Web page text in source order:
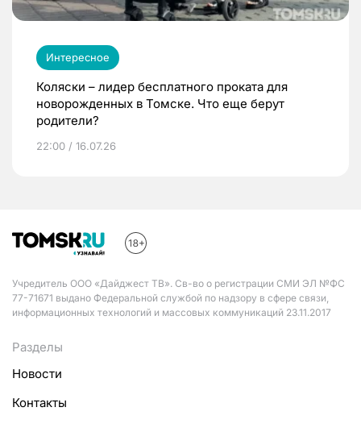
Интересное
Коляски – лидер бесплатного проката для
новорожденных в Томске. Что еще берут
родители?
22:00 / 16.07.26
Учредитель ООО «Дайджест ТВ». Св-во о регистрации СМИ ЭЛ №ФС
77-71671 выдано Федеральной службой по надзору в сфере связи,
информационных технологий и массовых коммуникаций 23.11.2017
Разделы
Новости
Контакты